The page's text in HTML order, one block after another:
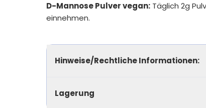
D-Mannose Pulver vegan: Täglich 2g
einnehmen.
Hinweise/Rechtliche Informationen:
Lagerung